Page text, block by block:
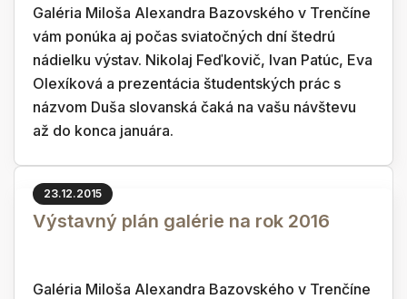
Galéria Miloša Alexandra Bazovského v Trenčíne
vám ponúka aj počas sviatočných dní štedrú
nádielku výstav. Nikolaj Feďkovič, Ivan Patúc, Eva
Olexíková a prezentácia študentských prác s
názvom Duša slovanská čaká na vašu návštevu
až do konca januára.
23.12.2015
Výstavný plán galérie na rok 2016
Galéria Miloša Alexandra Bazovského v Trenčíne